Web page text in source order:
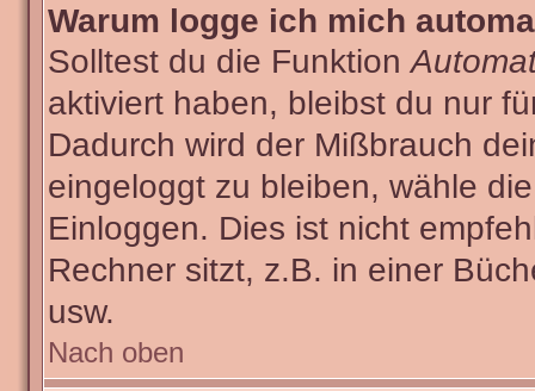
Warum logge ich mich
Solltest du die Funktion
aktiviert haben, bleibst du nur
Dadurch wird der Mißbrauch
eingeloggt zu bleiben, wähle
Einloggen. Dies ist nicht
Rechner sitzt, z.B. in einer
usw.
Nach oben